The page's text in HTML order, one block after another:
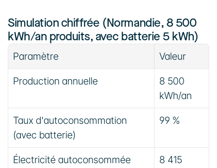
Simulation chiffrée (Normandie, 8 500
kWh/an produits, avec batterie 5 kWh)
Paramètre Valeur
Production annuelle
8 500
kWh/an
Taux d'autoconsommation
(avec batterie)
99 %
Électricité autoconsommée
8 415